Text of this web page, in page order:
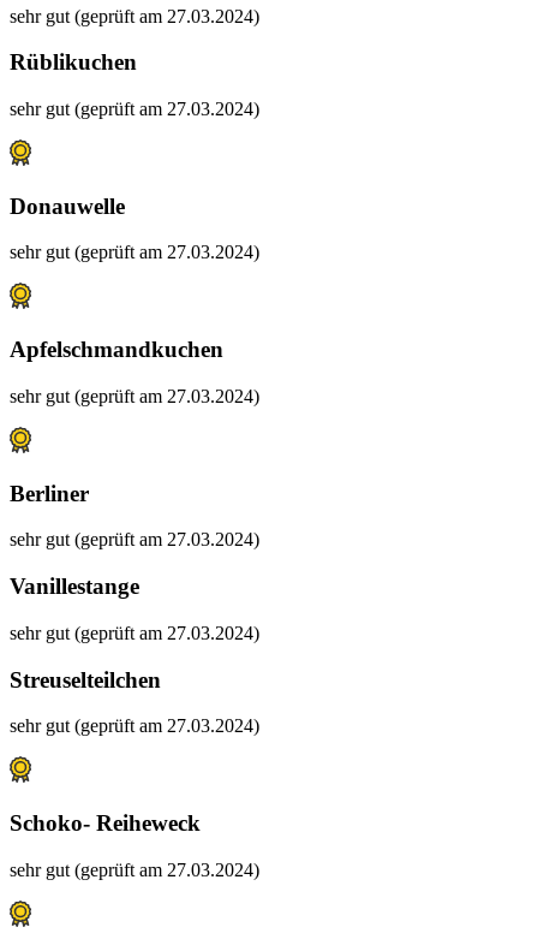
sehr gut (geprüft am 27.03.2024)
Rüblikuchen
sehr gut (geprüft am 27.03.2024)
Donauwelle
sehr gut (geprüft am 27.03.2024)
Apfelschmandkuchen
sehr gut (geprüft am 27.03.2024)
Berliner
sehr gut (geprüft am 27.03.2024)
Vanillestange
sehr gut (geprüft am 27.03.2024)
Streuselteilchen
sehr gut (geprüft am 27.03.2024)
Schoko- Reiheweck
sehr gut (geprüft am 27.03.2024)